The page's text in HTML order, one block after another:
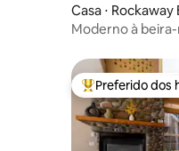
Casa ⋅ Rockaway
Moderno à
Entre os
Preferido dos